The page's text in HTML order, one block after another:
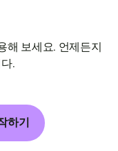
해 보세요. 언제든지
.
하기